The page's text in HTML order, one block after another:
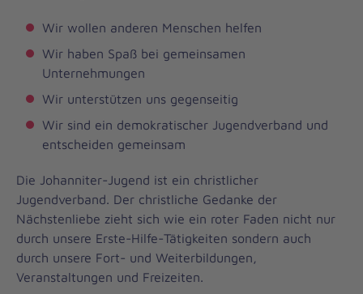
Wir wollen anderen Menschen helfen
Wir haben Spaß bei gemeinsamen
Unternehmungen
Wir unterstützen uns gegenseitig
Wir sind ein demokratischer Jugendverband und
entscheiden gemeinsam
Die Johanniter-Jugend ist ein christlicher
Jugendverband. Der christliche Gedanke der
Nächstenliebe zieht sich wie ein roter Faden nicht nur
durch unsere Erste-Hilfe-Tätigkeiten sondern auch
durch unsere Fort- und Weiterbildungen,
Veranstaltungen und Freizeiten.